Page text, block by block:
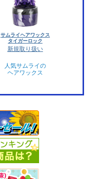
サムライヘアワックス
タイガーロック
新規取り扱い
人気サムライの
ヘアワックス